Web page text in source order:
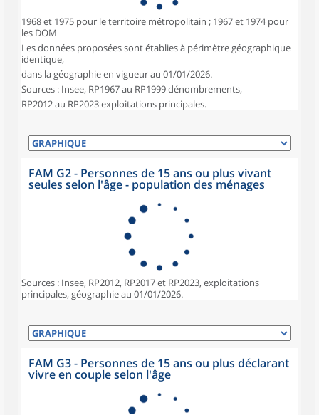
1968 et 1975 pour le territoire métropolitain ; 1967 et 1974 pour
les DOM
Les données proposées sont établies à périmètre géographique
identique,
dans la géographie en vigueur au 01/01/2026.
Sources : Insee, RP1967 au RP1999 dénombrements,
RP2012 au RP2023 exploitations principales.
FAM G2 - Personnes de 15 ans ou plus vivant
seules selon l'âge - population des ménages
Sources : Insee, RP2012, RP2017 et RP2023, exploitations
principales, géographie au 01/01/2026.
FAM G3 - Personnes de 15 ans ou plus déclarant
vivre en couple selon l'âge